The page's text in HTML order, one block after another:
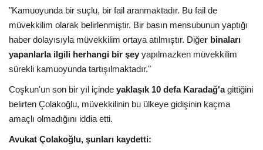
"Kamuoyunda bir suçlu, bir fail aranmaktadır. Bu fail de
müvekkilim olarak belirlenmiştir. Bir basın mensubunun yaptığı
haber dolayısıyla müvekkilim ortaya atılmıştır. Diğer binaları
yapanlarla ilgili herhangi bir şey yapılmazken müvekkilim
sürekli kamuoyunda tartışılmaktadır."
Coşkun'un son bir yıl içinde yaklaşık 10 defa Karadağ'agittiğini
belirten Çolakoğlu, müvekkilinin bu ülkeye gidişinin kaçma
amaçlı olmadığını iddia etti.
Avukat Çolakoğlu, şunları kaydetti: